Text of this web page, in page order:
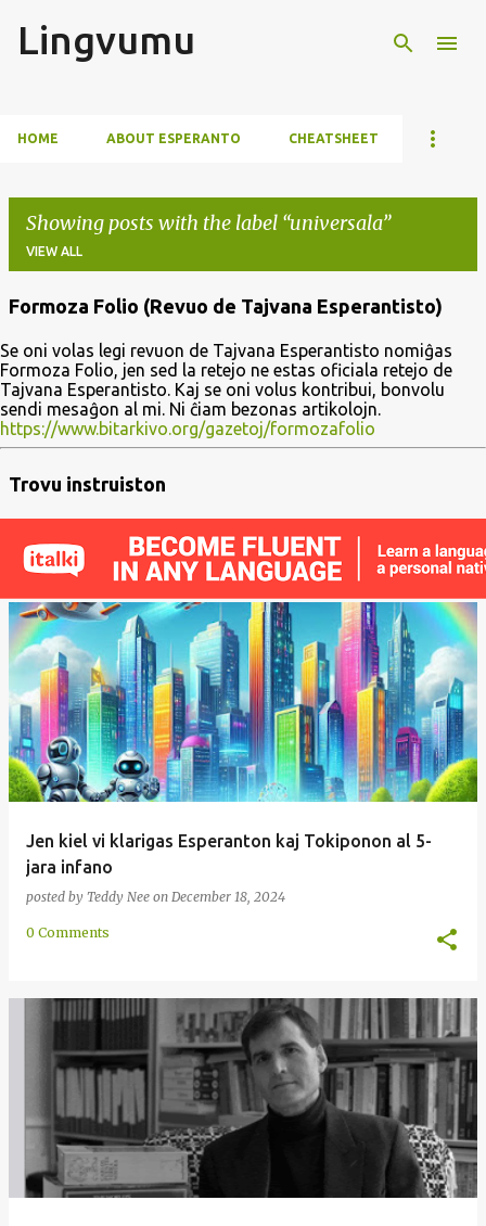
Lingvumu
HOME ABOUT ESPERANTO CHEATSHEET
Showing posts with the label universala
VIEW ALL
o
s
t
s
Formoza Folio (Revuo de Tajvana Esperantisto)
Se oni volas legi revuon de Tajvana Esperantisto nomiĝas
Formoza Folio, jen sed la retejo ne estas oficiala retejo de
Tajvana Esperantisto. Kaj se oni volus kontribui, bonvolu
sendi mesaĝon al mi. Ni ĉiam bezonas artikolojn.
https://www.bitarkivo.org/gazetoj/formozafolio
Trovu instruiston
Jen kiel vi klarigas Esperanton kaj Tokiponon al 5-
jara infano
posted by Teddy Nee on December 18, 2024
0 Comments